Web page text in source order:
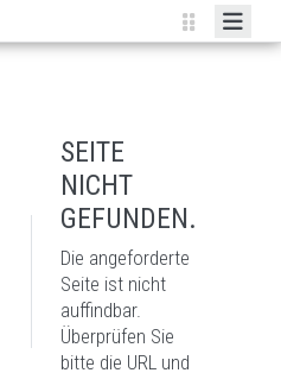
SEITE
NICHT
GEFUNDEN.
Die angeforderte
Seite ist nicht
auffindbar.
Überprüfen Sie
bitte die URL und